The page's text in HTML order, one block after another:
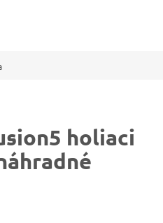
holiaci